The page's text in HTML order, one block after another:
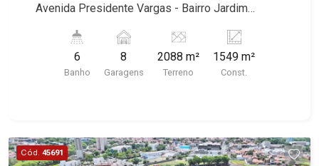
Avenida Presidente Vargas - Bairro Jardim
características deste imóvel que a Martinelli
Imobiliária selecionou para você: - 2.088m² de
área terreno e 1.549m² de área construída - 17
Estacionamento interno com 8 vagas Martinelli
Imobiliária, referência no mercado imobiliário
6
Banho
8
Garagens
2088 m²
Terreno
1549 m²
Const.
Cód. 45691